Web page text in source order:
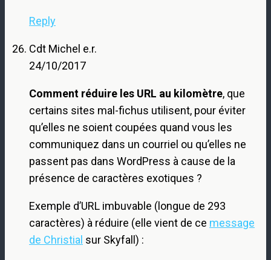
Reply
Cdt Michel e.r.
24/10/2017
Comment réduire les URL au kilomètre, que
certains sites mal-fichus utilisent, pour éviter
qu’elles ne soient coupées quand vous les
communiquez dans un courriel ou qu’elles ne
passent pas dans WordPress à cause de la
présence de caractères exotiques ?
Exemple d’URL imbuvable (longue de 293
caractères) à réduire (elle vient de ce message
de Christial sur Skyfall) :